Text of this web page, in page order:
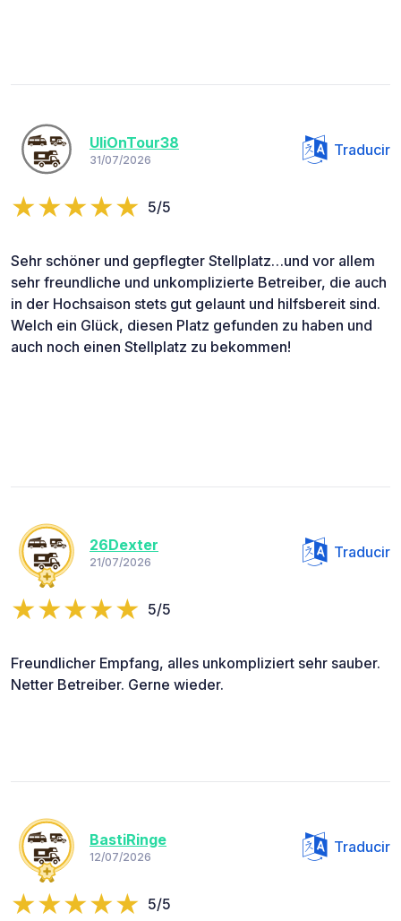
UliOnTour38
31/07/2026
Traducir
5/5
Sehr schöner und gepflegter Stellplatz…und vor allem
sehr freundliche und unkomplizierte Betreiber, die auch
in der Hochsaison stets gut gelaunt und hilfsbereit sind.
Welch ein Glück, diesen Platz gefunden zu haben und
auch noch einen Stellplatz zu bekommen!
26Dexter
21/07/2026
Traducir
5/5
Freundlicher Empfang, alles unkompliziert sehr sauber.
Netter Betreiber. Gerne wieder.
BastiRinge
12/07/2026
Traducir
5/5